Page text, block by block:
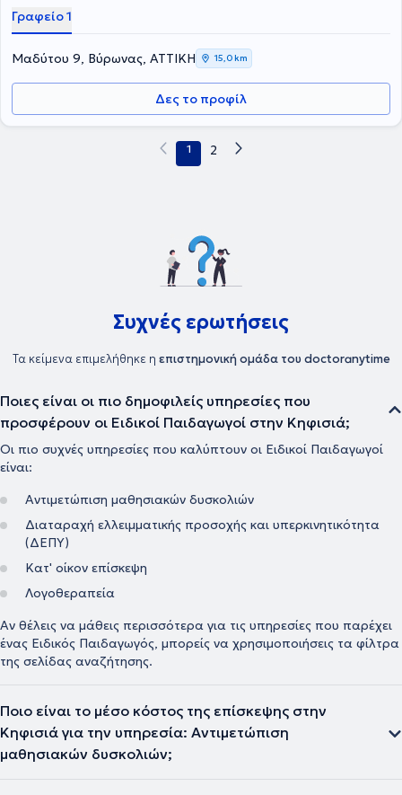
Γραφείο 1
Μαδύτου 9, Βύρωνας, ΑΤΤΙΚΗ 15,0 km
Δες το προφίλ
1 2
Συχνές ερωτήσεις
Τα κείμενα επιμελήθηκε η επιστημονική ομάδα του doctoranytime
Ποιες είναι οι πιο δημοφιλείς υπηρεσίες που
προσφέρουν οι Ειδικοί Παιδαγωγοί στην Κηφισιά;
Οι πιο συχνές υπηρεσίες που καλύπτουν οι Ειδικοί Παιδαγωγοί
είναι:
Αντιμετώπιση μαθησιακών δυσκολιών
Διαταραχή ελλειμματικής προσοχής και υπερκινητικότητα
(ΔΕΠΥ)
Κατ' οίκον επίσκεψη
Λογοθεραπεία
Αν θέλεις να μάθεις περισσότερα για τις υπηρεσίες που παρέχει
ένας Ειδικός Παιδαγωγός, μπορείς να χρησιμοποιήσεις τα φίλτρα
της σελίδας αναζήτησης.
Ποιο είναι το μέσο κόστος της επίσκεψης στην
Κηφισιά για την υπηρεσία: Αντιμετώπιση
μαθησιακών δυσκολιών;